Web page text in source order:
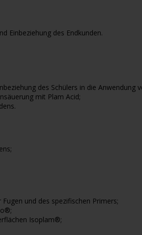
Einbeziehung des Endkunden.
des Schülers in die
mit Plam Acid;
und des spezifischen Primers;
Isoplam®;